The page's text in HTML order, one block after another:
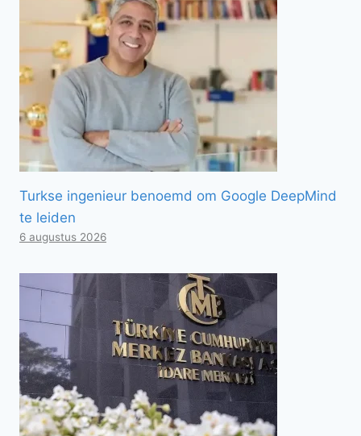
Turkse ingenieur benoemd om Google DeepMind
te leiden
6 augustus 2026